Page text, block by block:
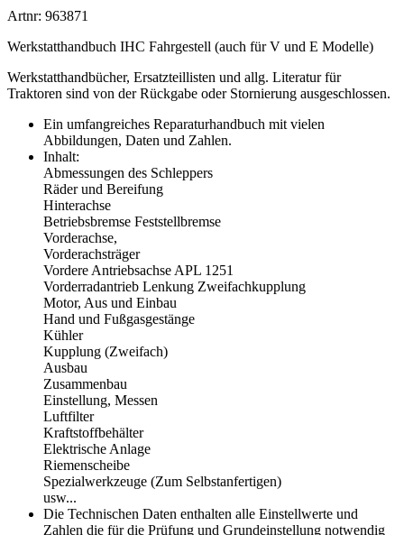
Artnr: 963871
Werkstatthandbuch IHC Fahrgestell (auch für V und E Modelle)
Werkstatthandbücher, Ersatzteillisten und allg. Literatur für
Traktoren sind von der Rückgabe oder Stornierung ausgeschlossen.
Ein umfangreiches Reparaturhandbuch mit vielen
Abbildungen, Daten und Zahlen.
Inhalt:
Abmessungen des Schleppers
Räder und Bereifung
Hinterachse
Betriebsbremse Feststellbremse
Vorderachse,
Vorderachsträger
Vordere Antriebsachse APL 1251
Vorderradantrieb Lenkung Zweifachkupplung
Motor, Aus und Einbau
Hand und Fußgasgestänge
Kühler
Kupplung (Zweifach)
Ausbau
Zusammenbau
Einstellung, Messen
Luftfilter
Kraftstoffbehälter
Elektrische Anlage
Riemenscheibe
Spezialwerkzeuge (Zum Selbstanfertigen)
usw...
Die Technischen Daten enthalten alle Einstellwerte und
Zahlen die für die Prüfung und Grundeinstellung notwendig